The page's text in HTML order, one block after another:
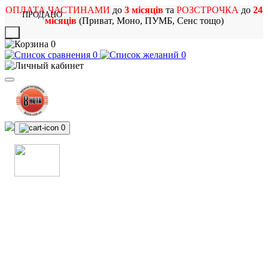
ОПЛАТА ЧАСТИНАМИ до 3 місяців та РОЗСТРОЧКА до 24
місяців(Приват, Моно, ПУМБ, Сенс тощо)
0
0
0
0
ПРОДАНО